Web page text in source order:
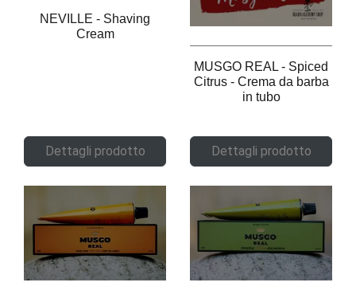
NEVILLE - Shaving
Cream
Dettagli prodotto
MUSGO REAL - Spiced
Citrus - Crema da barba
in tubo
Dettagli prodotto